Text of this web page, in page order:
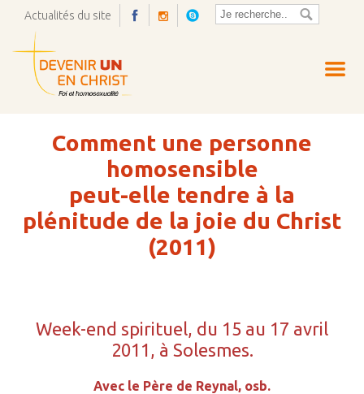
Actualités du site
Comment une personne
homosensible
peut-elle tendre à la
plénitude de la joie du Christ
(2011)
Week-end spirituel, du 15 au 17 avril
2011, à Solesmes.
Avec le Père de Reynal, osb.